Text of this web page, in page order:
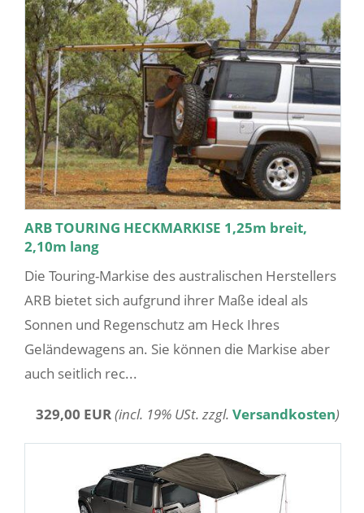
ARB TOURING HECKMARKISE 1,25m breit,
2,10m lang
Die Touring-Markise des australischen Herstellers
ARB bietet sich aufgrund ihrer Maße ideal als
Sonnen und Regenschutz am Heck Ihres
Geländewagens an. Sie können die Markise aber
auch seitlich rec...
329,00 EUR(incl. 19% USt. zzgl. Versandkosten)